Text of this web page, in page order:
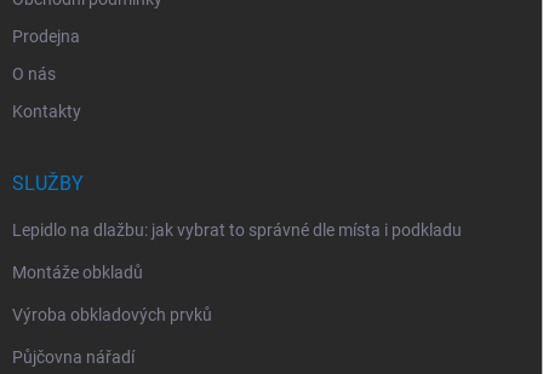
Prodejna
O nás
Kontakty
SLUŽBY
Lepidlo na dlažbu: jak vybrat to správné dle místa i podkladu
Montáže obkladů
Výroba obkladových prvků
Půjčovna nářadí